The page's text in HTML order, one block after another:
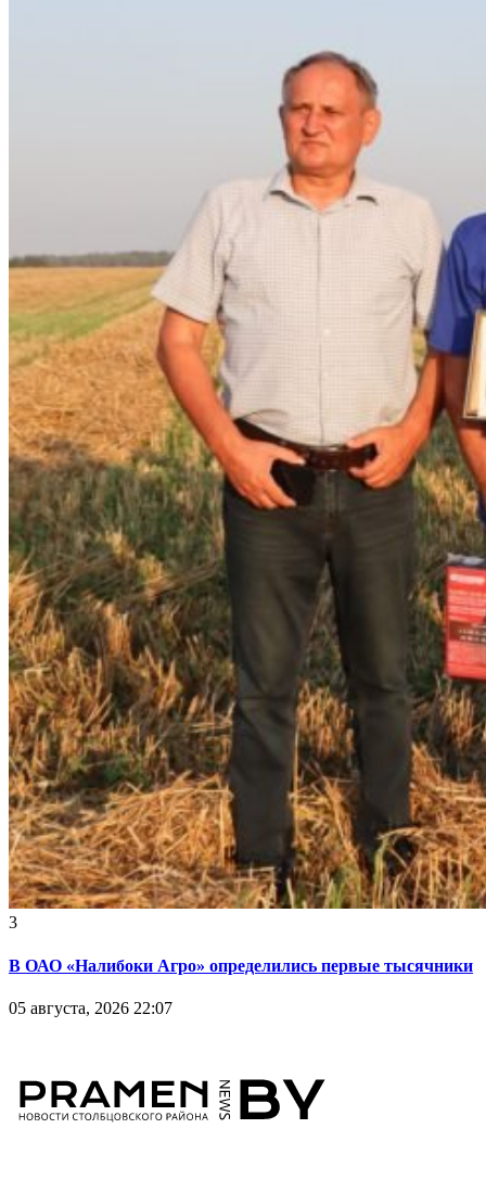
3
В ОАО «Налибоки Агро» определились первые тысячники
05 августа, 2026 22:07